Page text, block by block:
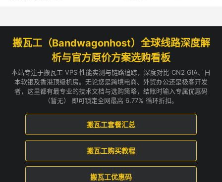
搬瓦工（Bandwagonhost）全球线路深度解
析与官方原价方案选购看板
本站专注于搬瓦工 VPS 性能实测与链路追踪，深度对比 CN2 GIA、日
本软银及香港顶级机房。无论您是跨境电商、外贸办公还是极客开发
者，这里都有最专业的技术文档与选购策略，结账时输入专属优惠码
（暂无） 即可锁定全网最高 6.77% 循环折扣。
搬瓦工套餐汇总
搬瓦工购买教程
搬瓦工优惠码